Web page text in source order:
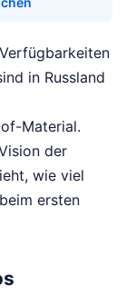
in Russland
Material.
der
wie viel
ersten